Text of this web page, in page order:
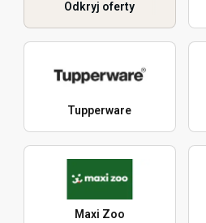
Odkryj oferty
Tupperware
Maxi Zoo